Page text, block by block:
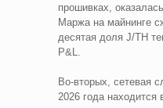
прошивках,
Маржа на майнинге
десятая доля J/TH
P&L.
Во-вторых, сетевая
2026 года находится